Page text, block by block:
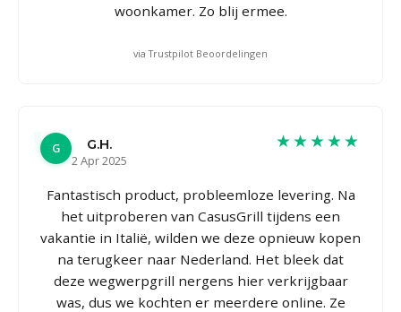
woonkamer. Zo blij ermee.
via Trustpilot Beoordelingen
G
G.H.
2 Apr 2025
★★★★★
Fantastisch product, probleemloze levering. Na
het uitproberen van CasusGrill tijdens een
vakantie in Italië, wilden we deze opnieuw kopen
na terugkeer naar Nederland. Het bleek dat
deze wegwerpgrill nergens hier verkrijgbaar
was, dus we kochten er meerdere online. Ze